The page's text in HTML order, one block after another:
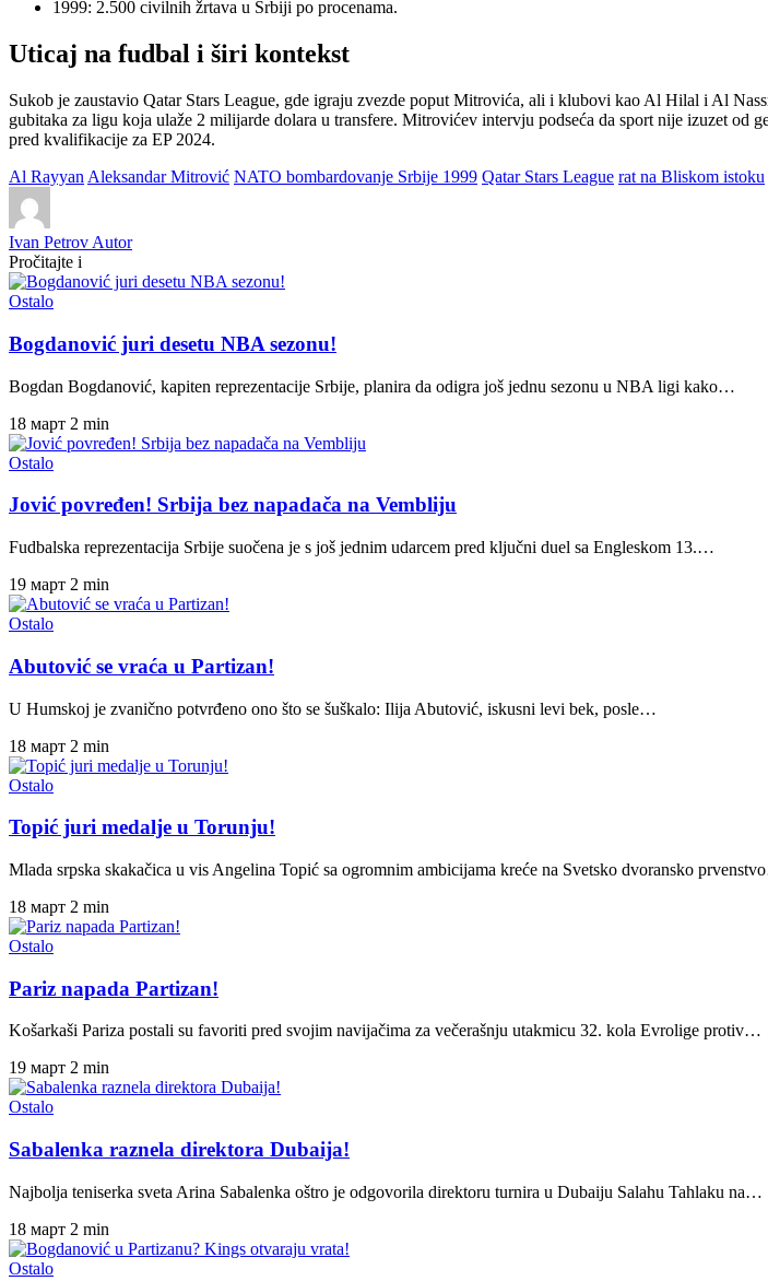
1999: 2.500 civilnih žrtava u Srbiji po procenama.
Uticaj na fudbal i širi kontekst
Sukob je zaustavio Qatar Stars League, gde igraju zvezde poput Mitrovića, ali i klubovi kao Al Hilal i Al
gubitaka za ligu koja ulaže 2 milijarde dolara u transfere. Mitrovićev intervju podseća da sport nije izuzet
pred kvalifikacije za EP 2024.
Al Rayyan Aleksandar Mitrović NATO bombardovanje Srbije 1999 Qatar Stars League rat na Bliskom istoku
Ivan Petrov Autor
Pročitajte i
Ostalo
Bogdanović juri desetu NBA sezonu!
Bogdan Bogdanović, kapiten reprezentacije Srbije, planira da odigra još jednu sezonu u NBA ligi kako…
18 март 2 min
Ostalo
Jović povređen! Srbija bez napadača na Vembliju
Fudbalska reprezentacija Srbije suočena je s još jednim udarcem pred ključni duel sa Engleskom 13.…
19 март 2 min
Ostalo
Abutović se vraća u Partizan!
U Humskoj je zvanično potvrđeno ono što se šuškalo: Ilija Abutović, iskusni levi bek, posle…
18 март 2 min
Ostalo
Topić juri medalje u Torunju!
Mlada srpska skakačica u vis Angelina Topić sa ogromnim ambicijama kreće na Svetsko dvoransko
18 март 2 min
Ostalo
Pariz napada Partizan!
Košarkaši Pariza postali su favoriti pred svojim navijačima za večerašnju utakmicu 32. kola Evrolige protiv…
19 март 2 min
Ostalo
Sabalenka raznela direktora Dubaija!
Najbolja teniserka sveta Arina Sabalenka oštro je odgovorila direktoru turnira u Dubaiju Salahu Tahlaku na…
18 март 2 min
Ostalo